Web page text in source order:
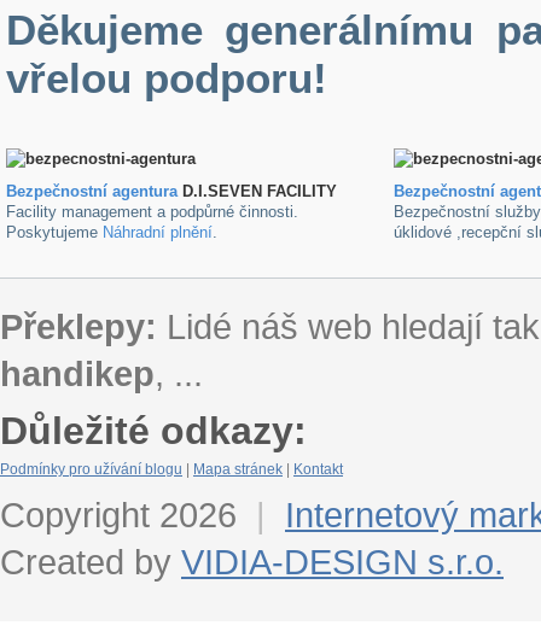
Děkujeme generálnímu
vřelou podporu!
Bezpečnostní agenturaD.I.SEVEN FACILITY
Facility management a podpůrné činnosti.
Poskytujeme Náhradní plnění.
Bezpečnostní
Bezpečnostní
úklidové ,recepční
Překlepy: Lidé náš web hledají
handikep, ...
Důležité odkazy:
Podmínky pro užívání blogu Mapa stránek Kontakt
Copyright 2026 |
Internetový
Created by VIDIA-DESIGN s.r.o.